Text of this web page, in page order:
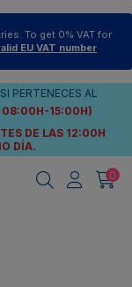
To get 0% VAT for
EU VAT number
SI PERTENECES AL
08:00H-15:00H)
DE LAS 12:00H
DÍA.
0